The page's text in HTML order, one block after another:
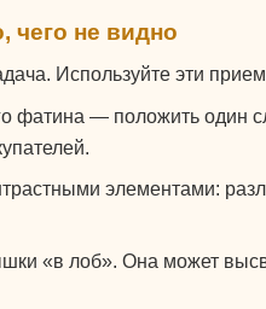
чего не видно
Используйте эти
— положить один
элементами:
«в лоб». Она может